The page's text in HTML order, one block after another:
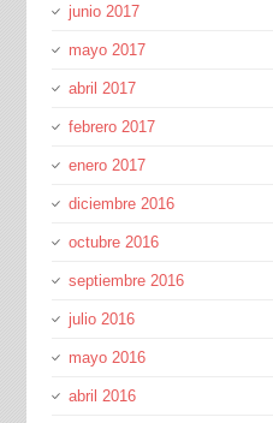
junio 2017
mayo 2017
abril 2017
febrero 2017
enero 2017
diciembre 2016
octubre 2016
septiembre 2016
julio 2016
mayo 2016
abril 2016